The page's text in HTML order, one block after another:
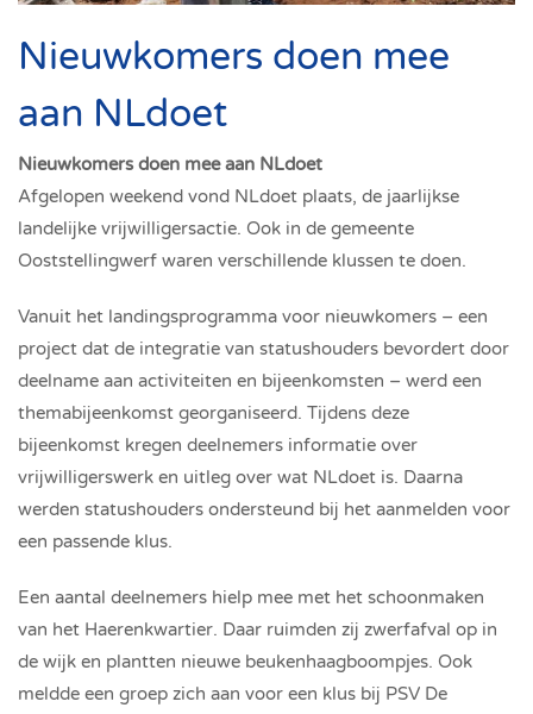
Nieuwkomers doen mee
aan NLdoet
Nieuwkomers doen mee aan NLdoet
Afgelopen weekend vond NLdoet plaats, de jaarlijkse
landelijke vrijwilligersactie. Ook in de gemeente
Ooststellingwerf waren verschillende klussen te doen.
Vanuit het landingsprogramma voor nieuwkomers – een
project dat de integratie van statushouders bevordert door
deelname aan activiteiten en bijeenkomsten – werd een
themabijeenkomst georganiseerd. Tijdens deze
bijeenkomst kregen deelnemers informatie over
vrijwilligerswerk en uitleg over wat NLdoet is. Daarna
werden statushouders ondersteund bij het aanmelden voor
een passende klus.
Een aantal deelnemers hielp mee met het schoonmaken
van het Haerenkwartier. Daar ruimden zij zwerfafval op in
de wijk en plantten nieuwe beukenhaagboompjes. Ook
meldde een groep zich aan voor een klus bij PSV De